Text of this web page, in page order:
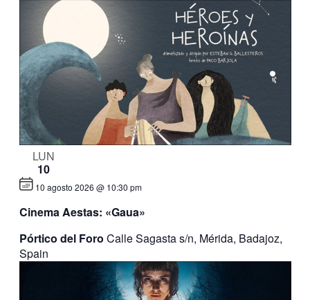
LUN
10
Cinema Aestas: «Gaua»
10 agosto 2026 @ 10:30 pm
Pórtico del Foro Calle Sagasta s/n, Mérida, Badajoz,
Spain